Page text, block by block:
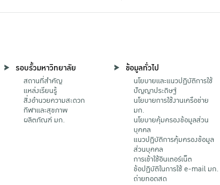
รอบรั้วมหาวิทยาลัย
สถานที่สำคัญ
แหล่งเรียนรู้
สิ่งอำนวยความสะดวก
กีฬาและสุขภาพ
ผลิตภัณฑ์ มก.
ข้อมูลทั่วไป
นโยบายและแนวปฏิบัติการใช้
ปัญญาประดิษฐ์
นโยบายการใช้งานเครือข่าย
มก.
นโยบายคุ้มครองข้อมูลส่วน
บุคคล
แนวปฏิบัติการคุ้มครองข้อมูล
ส่วนบุคคล
การเข้าใช้อินเตอร์เน็ต
ข้อปฏิบัติในการใช้ e-mail มก.
ถ่ายทอดสด